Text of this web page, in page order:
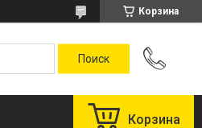
Корзина
Корзина